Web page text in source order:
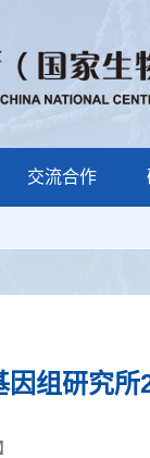
交流合作
组研究
】